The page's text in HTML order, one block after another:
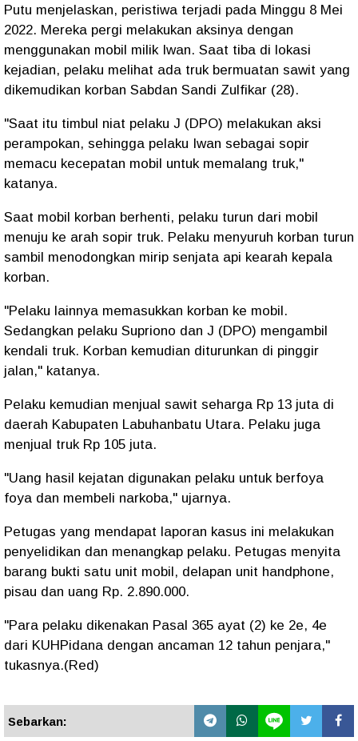
Putu menjelaskan, peristiwa terjadi pada Minggu 8 Mei
2022. Mereka pergi melakukan aksinya dengan
menggunakan mobil milik Iwan. Saat tiba di lokasi
kejadian, pelaku melihat ada truk bermuatan sawit yang
dikemudikan korban Sabdan Sandi Zulfikar (28).
"Saat itu timbul niat pelaku J (DPO) melakukan aksi
perampokan, sehingga pelaku Iwan sebagai sopir
memacu kecepatan mobil untuk memalang truk,"
katanya.
Saat mobil korban berhenti, pelaku turun dari mobil
menuju ke arah sopir truk. Pelaku menyuruh korban turun
sambil menodongkan mirip senjata api kearah kepala
korban.
"Pelaku lainnya memasukkan korban ke mobil.
Sedangkan pelaku Supriono dan J (DPO) mengambil
kendali truk. Korban kemudian diturunkan di pinggir
jalan," katanya.
Pelaku kemudian menjual sawit seharga Rp 13 juta di
daerah Kabupaten Labuhanbatu Utara. Pelaku juga
menjual truk Rp 105 juta.
"Uang hasil kejatan digunakan pelaku untuk berfoya
foya dan membeli narkoba," ujarnya.
Petugas yang mendapat laporan kasus ini melakukan
penyelidikan dan menangkap pelaku. Petugas menyita
barang bukti satu unit mobil, delapan unit handphone,
pisau dan uang Rp. 2.890.000.
"Para pelaku dikenakan Pasal 365 ayat (2) ke 2e, 4e
dari KUHPidana dengan ancaman 12 tahun penjara,"
tukasnya.(Red)
Sebarkan: